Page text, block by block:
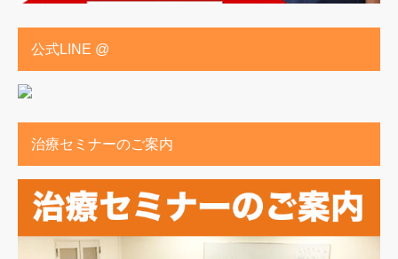
公式LINE @
治療セミナーのご案内